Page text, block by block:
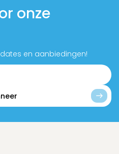
onze
en aanbiedingen!